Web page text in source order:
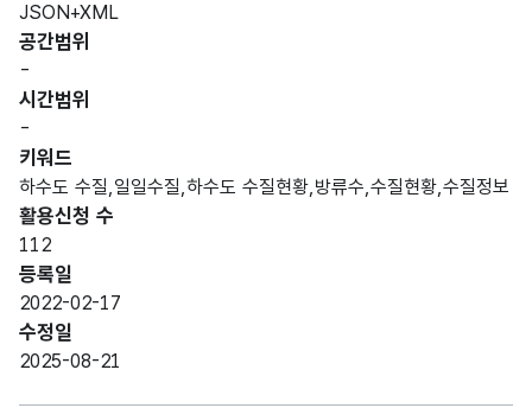
JSON+XML
공간범위
-
시간범위
-
키워드
하수도 수질,일일수질,하수도 수질현황,방류수,수질현황,수질정보
활용신청 수
112
등록일
2022-02-17
수정일
2025-08-21